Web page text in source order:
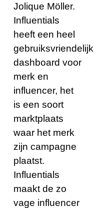
Jolique Möller.
Influentials
heeft een heel
gebruiksvriendelijk
dashboard voor
merk en
influencer, het
is een soort
marktplaats
waar het merk
zijn campagne
plaatst.
Influentials
maakt de zo
vage influencer